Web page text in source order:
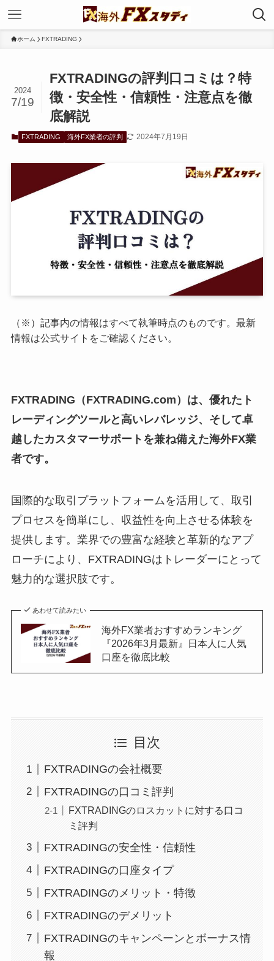
ホーム FXTRADING
FXTRADINGの評判口コミは？特
徴・安全性・信頼性・注意点を徹
底解説
2024
7/19
FXTRADING 海外FX業者の評判 2024年7月19日
（※）記事内の情報はすべて執筆時点のものです。最新
情報は公式サイトをご確認ください。
FXTRADING（FXTRADING.com）は、優れたト
レーディングツールと高いレバレッジ、そして卓
越したカスタマーサポートを兼ね備えた海外FX業
者です。
国際的な取引プラットフォームを活用して、取引
プロセスを簡単にし、収益性を向上させる体験を
提供します。業界での豊富な経験と革新的なアプ
ローチにより、FXTRADINGはトレーダーにとって
魅力的な選択肢です。
あわせて読みたい
海外FX業者おすすめランキング
『2026年3月最新』日本人に人気
口座を徹底比較
目次
FXTRADINGの会社概要
FXTRADINGの口コミ評判
FXTRADINGのロスカットに対する口コ
ミ評判
FXTRADINGの安全性・信頼性
FXTRADINGの口座タイプ
FXTRADINGのメリット・特徴
FXTRADINGのデメリット
FXTRADINGのキャンペーンとボーナス情
報